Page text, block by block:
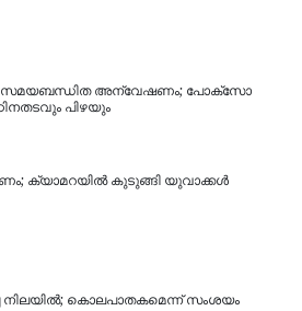
സമയബന്ധിത അന്വേഷണം; പോക്സോ
പിഴയും
ക്യാമറയിൽ കുടുങ്ങി യുവാക്കൾ
നിലയില്‍; കൊലപാതകമെന്ന് സംശയം